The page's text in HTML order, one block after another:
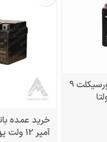
خرید عمده باتری موتورسیکلت 9
آمپر 12 ولت پهن برند ولتا